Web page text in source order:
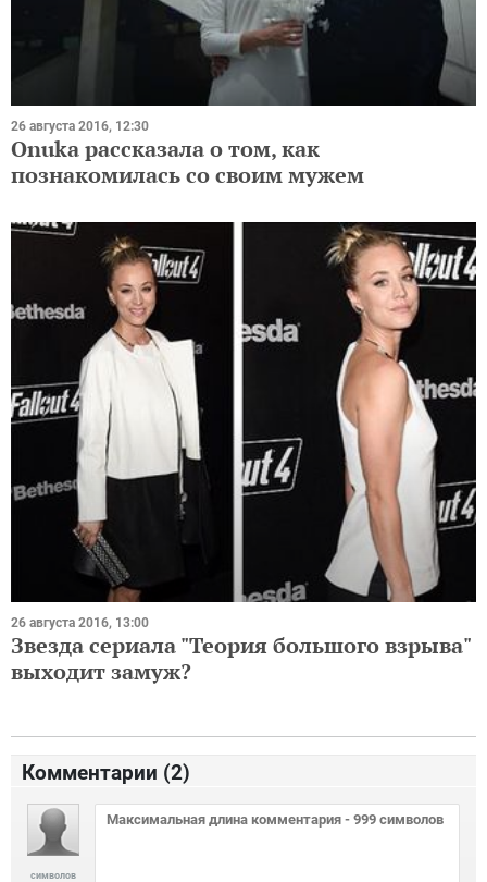
26 августа 2016, 12:30
Onuka рассказала о том, как
познакомилась со своим мужем
26 августа 2016, 13:00
Звезда сериала "Теория большого взрыва"
выходит замуж?
Комментарии (2)
символов